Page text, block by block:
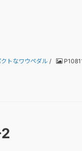
トなワウペダル /